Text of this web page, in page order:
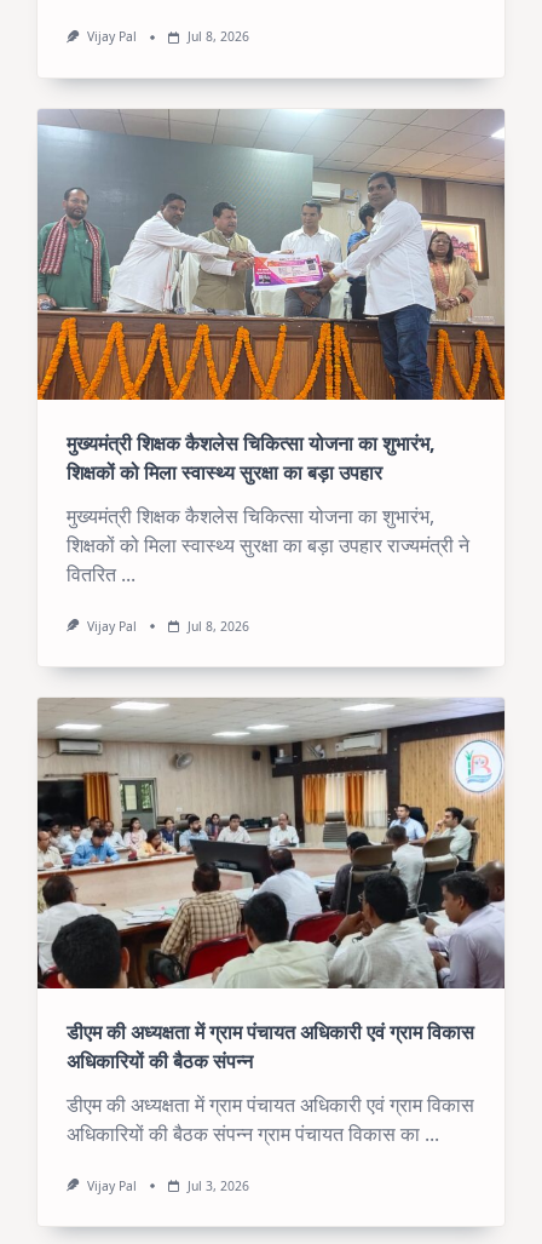
Vijay Pal Jul 8, 2026
मुख्यमंत्री शिक्षक कैशलेस चिकित्सा योजना का शुभारंभ,
शिक्षकों को मिला स्वास्थ्य सुरक्षा का बड़ा उपहार
मुख्यमंत्री शिक्षक कैशलेस चिकित्सा योजना का शुभारंभ,
शिक्षकों को मिला स्वास्थ्य सुरक्षा का बड़ा उपहार राज्यमंत्री ने
वितरित ...
Vijay Pal Jul 8, 2026
डीएम की अध्यक्षता में ग्राम पंचायत अधिकारी एवं ग्राम विकास
अधिकारियों की बैठक संपन्न
डीएम की अध्यक्षता में ग्राम पंचायत अधिकारी एवं ग्राम विकास
अधिकारियों की बैठक संपन्न ग्राम पंचायत विकास का ...
Vijay Pal Jul 3, 2026